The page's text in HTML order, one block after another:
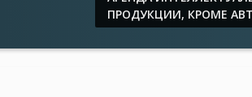
ПРОДУКЦИИ, КРОМЕ